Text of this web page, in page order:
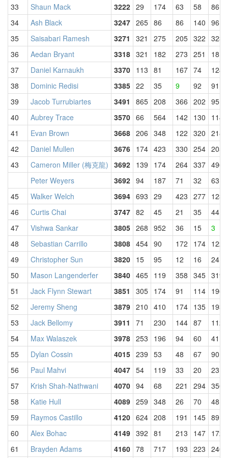
33 Shaun Mack 3222 29 174 63 58
86
34
Ash Black 3247 265 86 86 140 96
35
Saisabari Ramesh 3271 321 275 205 322 323
36
Aedan Bryant 3318 321 182 273 251
181
37
Daniel Karnaukh 3370 113 81 167 74
124
38
Dominic Redisi 3385 22 35 9 92
91
39
Jacob Turrubiartes 3491 865 208 366 202 95
40
Aubrey Trace 3570 66 564 142 130
114
41
Evan Brown 3668 206 348 122 320 218
42
Daniel Mullen 3676 174 423 330 254 205
43
Cameron Miller (梅克龍) 3692 139 174 264 337 496
Peter Weyers
3692 94 187 71 32
63
45
Walker Welch 3694 693 29 423 277 123
46
Curtis Chai 3747 82 45 21 35
44
47
Vishwa Sankar 3805 268 952 36 15
3
48
Sebastian Carrillo 3808 454 90 172 174 122
49
Christopher Sun 3820 15 95 12 16
24
50
Mason Langenderfer 3840 465 119 358 345 319
51
Jack Flynn Stewart 3851 305 174 91 114 196
52
Jeremy Sheng 3879 210 410 174 135 193
53
Jack Bellomy 3911 71 230 144 87
112
54
Max Walaszek 3978 253 196 94 60
41
55
Dylan Cossin 4015 239 53 48 67
90
56
Paul Mahvi 4047 54 119 33 20
23
57
Krish Shah-Nathwani 4070 94 68 221 294 350
58
Katie Hull 4089 259 348 26 70
48
59
Raymos Castillo 4120 624 208 191 145 89
60
Alex Bohac 4149 392 81 213 147 172
61
Brayden Adams 4160 78 717 193 223 240